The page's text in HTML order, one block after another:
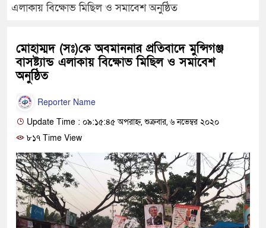
এলাকায় বিক্ষোভ মিছিল ও সমাবেশ অনুষ্ঠিত
মোহাম্মদ (সঃ)কে অবমাননার প্রতিবাদে মুন্সিগঞ্জ
বাসষ্ট্যান্ড এলাকায় বিক্ষোভ মিছিল ও সমাবেশ
অনুষ্ঠিত
Reporter Name
Update Time : ০৯:১৫:৪৫ অপরাহ্ন, শুক্রবার, ৬ নভেম্বর ২০২০
৮১৭ Time View